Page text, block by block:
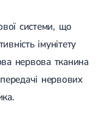
системи, що
імунітету
нервова тканина
нервових